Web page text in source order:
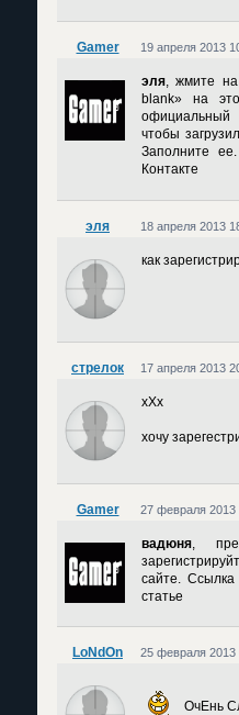
Gamer 19 апреля 2013
эля, жмите на
blank» на
чтобы
Заполните
Контакте
эля 18 апреля 2013
как
стрелок 17 апреля 2013
xXx
хочу
Gamer 27 февраля 2013
вадюня ,
сайте. Ссылка
статье
LoNdOn 25 февраля 2013
ОчЕнь